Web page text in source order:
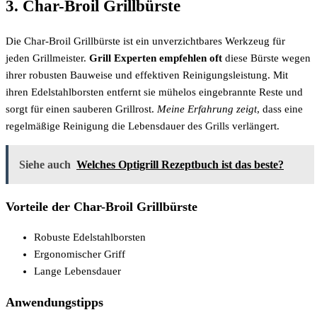
3. Char-Broil Grillbürste
Die Char-Broil Grillbürste ist ein unverzichtbares Werkzeug für
jeden Grillmeister. Grill Experten empfehlen oft diese Bürste wegen
ihrer robusten Bauweise und effektiven Reinigungsleistung. Mit
ihren Edelstahlborsten entfernt sie mühelos eingebrannte Reste und
sorgt für einen sauberen Grillrost. Meine Erfahrung zeigt, dass eine
regelmäßige Reinigung die Lebensdauer des Grills verlängert.
Siehe auch Welches Optigrill Rezeptbuch ist das beste?
Vorteile der Char-Broil Grillbürste
Robuste Edelstahlborsten
Ergonomischer Griff
Lange Lebensdauer
Anwendungstipps